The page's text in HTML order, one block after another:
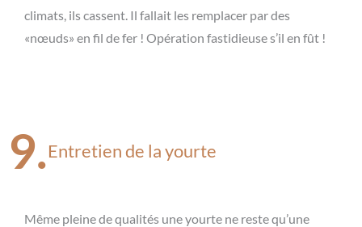
climats, ils cassent. Il fallait les remplacer par des
«nœuds» en fil de fer ! Opération fastidieuse s’il en fût !
9.Entretien de la yourte
Même pleine de qualités une yourte ne reste qu’une